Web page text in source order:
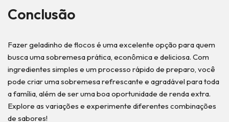
Conclusão
Fazer geladinho de flocos é uma excelente opção para quem
busca uma sobremesa prática, econômica e deliciosa. Com
ingredientes simples e um processo rápido de preparo, você
pode criar uma sobremesa refrescante e agradável para toda
a família, além de ser uma boa oportunidade de renda extra.
Explore as variações e experimente diferentes combinações
de sabores!